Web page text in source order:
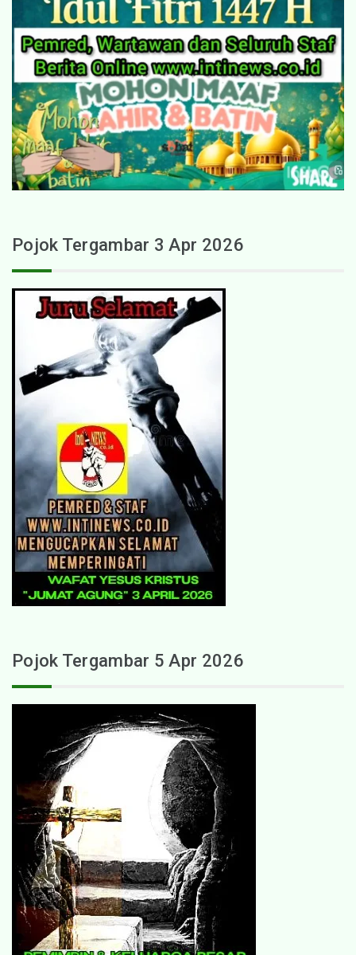
Pojok Tergambar 3 Apr 2026
Pojok Tergambar 5 Apr 2026